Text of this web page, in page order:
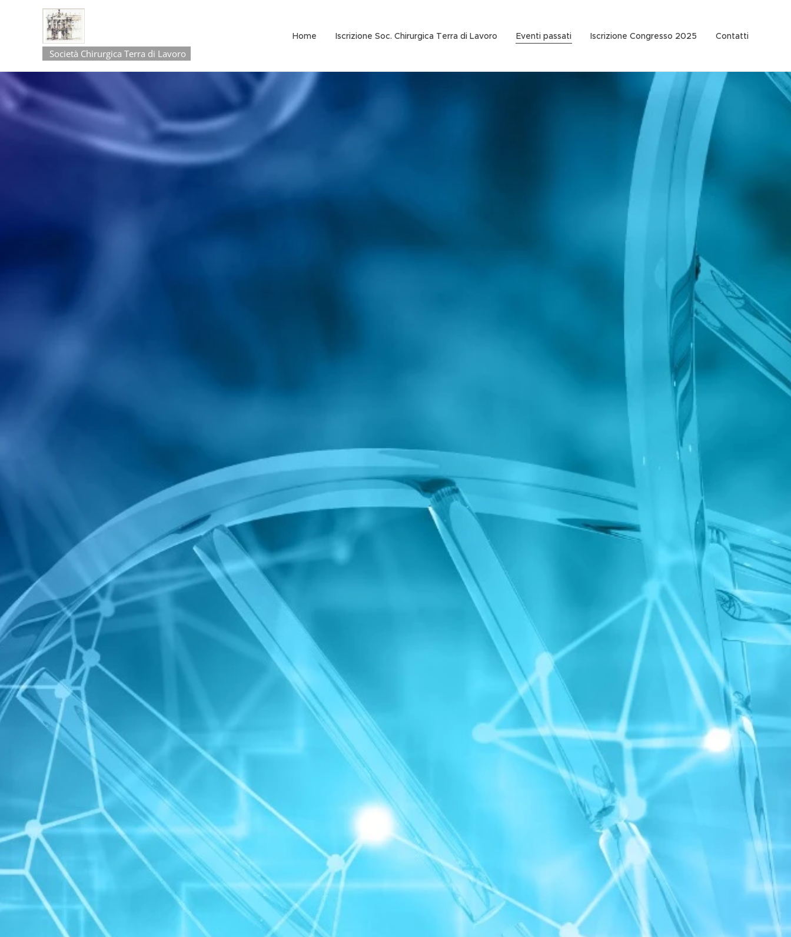
Società Chirurgica Terra di Lavoro
Home Iscrizione Soc. Chirurgica Terra di Lavoro Eventi passati Iscrizione Congresso 2025 Contatti